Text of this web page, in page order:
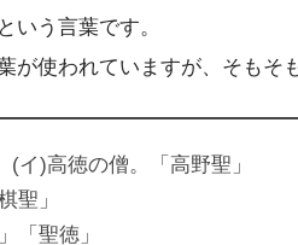
という言葉です。
使われていますが、そもそ
)高徳の僧。「高野聖」
聖」
「聖徳」